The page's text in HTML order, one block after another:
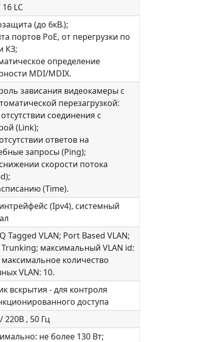
16 LC
(до 6кВ.);
портов PoE, от перегрузки по
КЗ;
определение
MDI/MDIX.
зависания видеокамеры с
перезагрузкой:
соединения с
(Link);
ответов на
запросы (Ping);
скорости потока
(Time).
(Ipv4), системный
Tagged VLAN; Port Based VLAN;
Trunking; максимальный VLAN id:
максимальное количество
VLAN: 10.
вскрытия - для контроля
доступа
220В , 50 Гц
не более 130 Вт;